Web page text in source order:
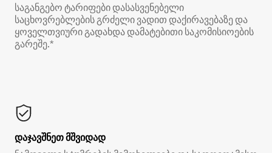
საგანგებო ტარიფები დასასვენებელი
საცხოვრებლების გრძელი ვადით დაქირავებაზე და
ყოველთვიური გადახდა დამატებითი საკომისიოების
გარეშე.*
დაჯავშნეთ მშვიდად